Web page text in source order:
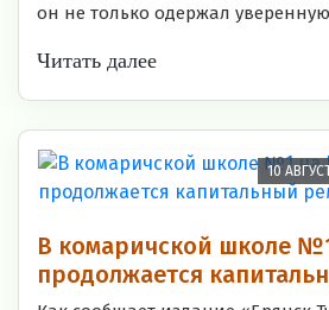
он не только одержал
Читать далее
10
В комаричской школе
продолжается